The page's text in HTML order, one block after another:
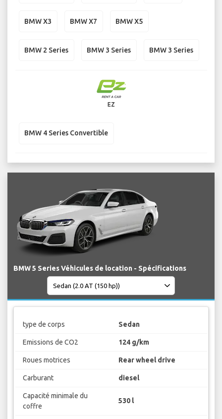
BMW X3 BMW X7 BMW X5
BMW 2 Series BMW 3 Series BMW 3 Series
EZ
BMW 4 Series Convertible
BMW 5 Series Véhicules de location - Spécifications
type de corps Sedan
Emissions de CO2 124 g/km
Roues motrices Rear wheel drive
Carburant diesel
Capacité minimale du
coffre
530 l